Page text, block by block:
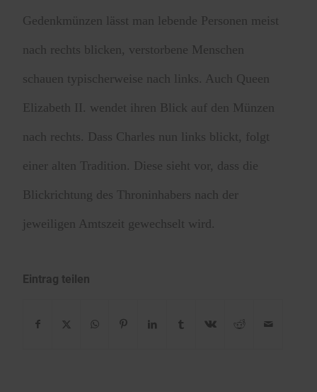
Gedenkmünzen lässt man lebende Personen meist
nach rechts blicken, verstorbene Menschen
schauen typischerweise nach links. Auch Queen
Elizabeth II. wendet ihren Blick auf den Münzen
nach rechts. Dass Charles nun links blickt, folgt
einer alten Tradition. Diese sieht vor, dass die
Blickrichtung des Throninhabers nach der
jeweiligen Amtszeit gewechselt wird.
Eintrag teilen